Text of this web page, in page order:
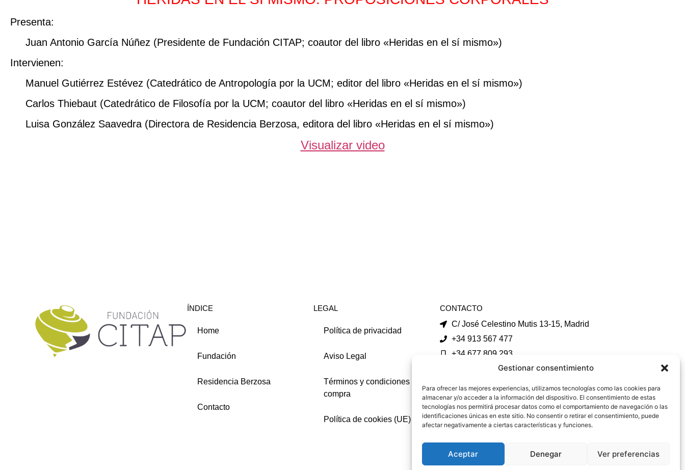
Gestionar consentimiento
Para ofrecer las mejores experiencias, utilizamos tecnologías como las cookies para
almacenar y/o acceder a la información del dispositivo. El consentimiento de estas
tecnologías nos permitirá procesar datos como el comportamiento de navegación o las
identificaciones únicas en este sitio. No consentir o retirar el consentimiento, puede
afectar negativamente a ciertas características y funciones.
Aceptar Denegar Ver preferencias
Presenta:
Juan Antonio García Núñez (Presidente de Fundación CITAP; coautor del libro «Heridas en el sí mismo»)
Intervienen:
Manuel Gutiérrez Estévez (Catedrático de Antropología por la UCM; editor del libro «Heridas en el sí mismo»)
Carlos Thiebaut (Catedrático de Filosofía por la UCM; coautor del libro «Heridas en el sí mismo»)
Luisa González Saavedra (Directora de Residencia Berzosa, editora del libro «Heridas en el sí mismo»)
Visualizar video
ÍNDICE
Home
Fundación
Residencia Berzosa
Contacto
LEGAL
Política de privacidad
Aviso Legal
Términos y condiciones de
compra
Política de cookies (UE)
CONTACTO
C/ José Celestino Mutis 13-15, Madrid
+34 913 567 477
+34 677 809 293
info@fundacioncitap.com
YOUTUBE INSTAGRAM